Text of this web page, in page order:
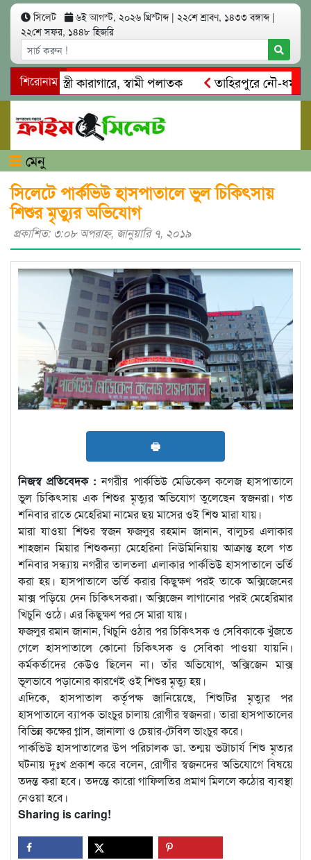
সিলেট ৬ই আগস্ট, ২০২৬ খ্রিস্টাব্দ | ২২শে শ্রাবণ, ১৪৩৩ বঙ্গাব্দ |
২২শে সফর, ১৪৪৮ হিজরি
শিরোনাম
স্ত্রী কারাগারে, স্বামী পলাতক
তাহিরপুরে নৌ-ধর্মঘট
মারধর
নগরীতে কোটি টাকার সম্পত্তি দখলের চেষ্টা:
মেনু
সিলেটে পার্কভিউ হাসপাতালে ভুল চিকিৎসায়
শিশুর মৃত্যুর অভিযোগ
প্রকাশিত: ৩:০৮ অপরাহ্ণ, জানুয়ারি ৭, ২০১৯
🖶
নিজস্ব প্রতিবেদক : নগরীর পার্কভিউ মেডিকেল কলেজ হাসপাতালে
ভুল চিকিৎসায় এক শিশুর মৃত্যুর অভিযোগ তুলেছেন স্বজনরা। গত
শনিবার রাতে মেহেরিমা নামের ছয় মাসের ওই শিশু মারা যায়।
মারা যাওয়া শিশুর স্বজন ফজলুর রহমান জানান, বালুচর এলাকার
শাহজান মিয়ার শিশুকন্যা মেহেরিনা নিউমিনিয়ায় আক্রান্ত হলে গত
শনিবার সন্ধ্যায় নগরীর তালতলা এলাকার পার্কভিউ হাসপাতালে ভর্তি
করা হয়। হাসপাতালে ভর্তি করার কিছুক্ষণ পরই তাকে অক্সিজেনের
মাক্স পড়িয়ে দেন চিকিৎসকরা। অক্সিজেন লাগানোর পরই মেহেরিমার
খিচুনি ওঠে। এর কিছুক্ষণ পর সে মারা যায়।
ফজলুর রমান জানান, খিচুনি ওঠার পর চিকিৎসক ও সেবিকাকে খুঁজতে
গেলে হাসপাতালে কোনো চিকিৎসক ও সেবিকা পাওয়া যায়নি।
কর্মকর্তাদের কেউও ছিলেন না। তাঁর অভিযোগ, অক্সিজেন মাক্স
ভূলভাবে পড়ানোর কারণেই ওই শিশুর মৃত্যু হয়।
এদিকে, হাসপাতাল কর্তৃপক্ষ জানিয়েছে, শিশুটির মৃত্যুর পর
হাসপাতালে ব্যাপক ভাংচুর চালায় রোগীর স্বজনরা। তারা হাসপাতালের
বিভিন্ন কক্ষের গ্লাস, জানালা ও চেয়ার-টেবিল ভাংচুর করে।
পার্কভিউ হাসপাতালের উপ পরিচালক ডা. তন্ময় ভট্টাচার্য শিশু মৃত্যর
ঘটনায় দুঃখ প্রকাশ করে বলেন, রোগীর স্বজনদের অভিযোগে বিষয়ে
তদন্ত করা হবে। তদন্তে কারো গাফিলতির প্রমাণ মিললে কঠোর ব্যবস্থা
নেওয়া হবে।
Sharing is caring!